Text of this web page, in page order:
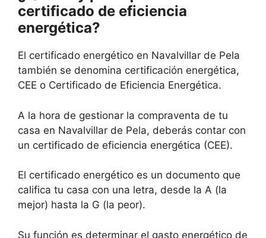
certificado de eficiencia
energética?
El certificado energético en Navalvillar de Pela
también se denomina certificación energética,
CEE o Certificado de Eficiencia Energética.
A la hora de gestionar la compraventa de tu
casa en Navalvillar de Pela, deberás contar con
un certificado de eficiencia energética (CEE).
El certificado energético es un documento que
califica tu casa con una letra, desde la A (la
mejor) hasta la G (la peor).
Su función es determinar el gasto energético de